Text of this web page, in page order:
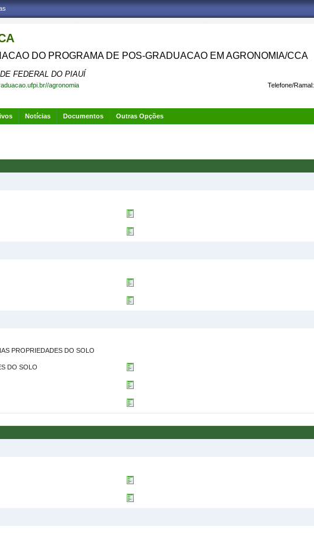
DO PROGRAMA DE POS-GRADUACAO EM AGRONOMIA/CCA
FEDERAL DO PIAUÍ
Telefone/Ramal:
agronomia
Notícias Documentos Outras Opções
PROPRIEDADES DO SOLO
DO SOLO